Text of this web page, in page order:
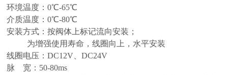
环境温度：0℃-65℃
介质温度：0℃-80℃
安装方式：按阀体上标记流向安装；
为增强使用寿命，线圈向上，水平安装
线圈电压：DC12V、DC24V
脉 宽：50-80ms